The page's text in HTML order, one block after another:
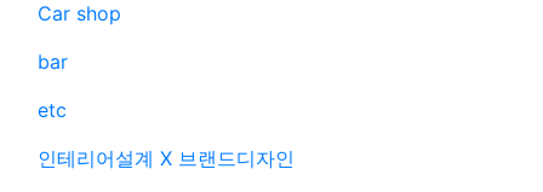
Car shop
bar
etc
인테리어설계 X 브랜드디자인